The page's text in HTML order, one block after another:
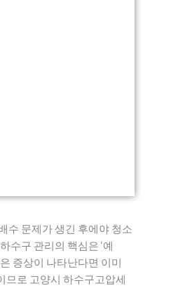
수 문제가 생긴 후에야 청소
수구 관리의 핵심은 ‘예
증상이 나타난다면 이미
므로 고양시 하수구고압세